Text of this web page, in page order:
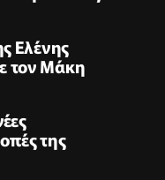
Ελένης
τον Μάκη
της